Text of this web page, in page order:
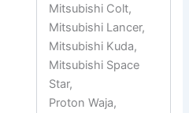
Mitsubishi Colt,
Mitsubishi Lancer,
Mitsubishi Kuda,
Mitsubishi Space
Star,
Proton Waja,